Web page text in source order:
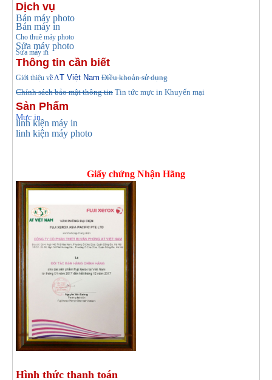
Dịch vụ
Bán máy photo
Bán máy in
Cho thuê máy photo
Sửa máy photo
Sửa máy in
Thông tin cần biết
Giới thiệu về AT Việt Nam Điều khoản sử dụng
Chính sách bảo mật thông tin Tin tức mực in Khuyến mại
Sản Phẩm
Mực in
linh kiện máy in
linh kiện máy photo
Giấy chứng Nhận Hãng
Hình thức thanh toán